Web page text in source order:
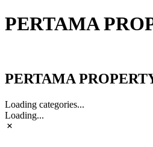
PERTAMA
PERTAMA
Loading categories...
Loading...